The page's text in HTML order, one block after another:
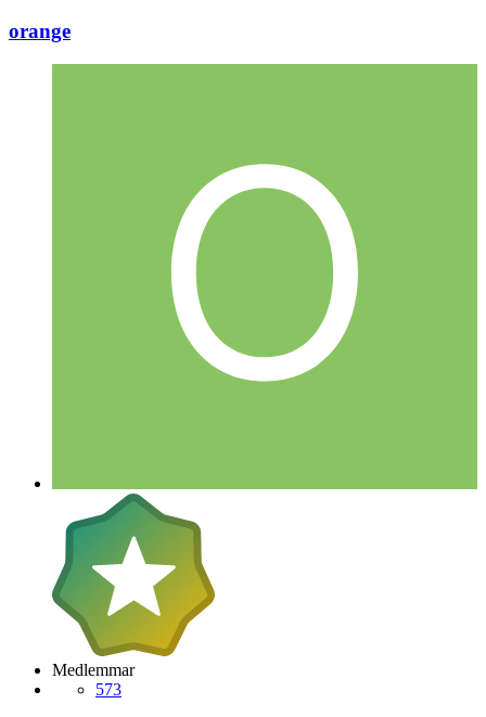
orange
Medlemmar
573